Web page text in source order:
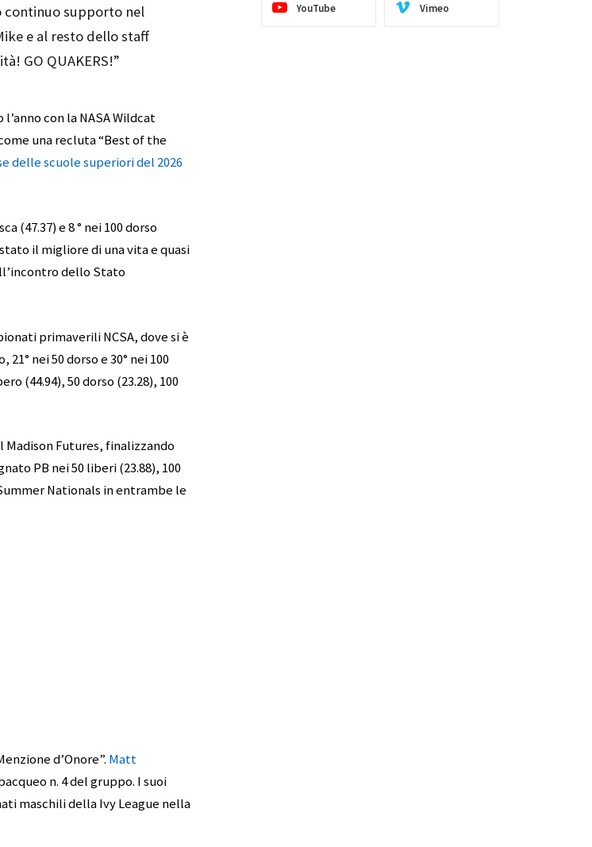
continuo supporto nel
e al resto dello staff
GO QUAKERS!”
con la NASA Wildcat
una recluta “Best of the
delle scuole superiori del 2026
(47.37) e 8 ° nei 100 dorso
il migliore di una vita e quasi
dello Stato
primaverili NCSA, dove si è
nei 50 dorso e 30° nei 100
(44.94), 50 dorso (23.28), 100
Futures, finalizzando
PB nei 50 liberi (23.88), 100
Nationals in entrambe le
d’Onore”. Matt
n. 4 del gruppo. I suoi
maschili della Ivy League nella
YouTube Vimeo